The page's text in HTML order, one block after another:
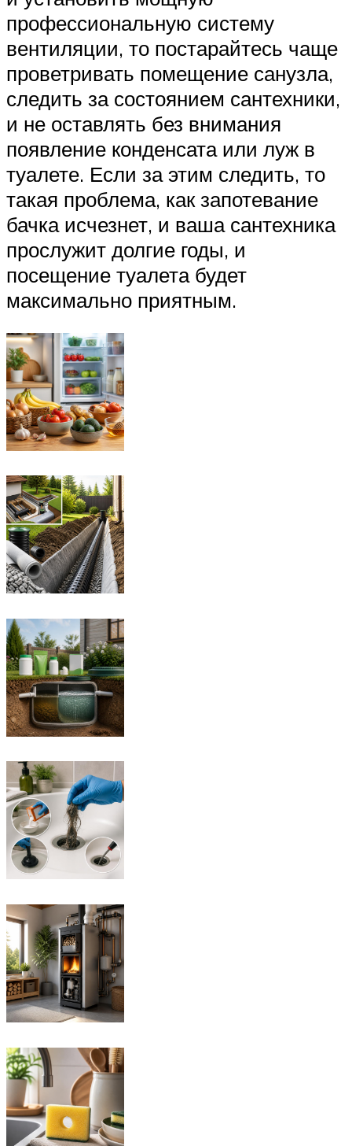
профессиональную систему
вентиляции, то постарайтесь чаще
проветривать помещение санузла,
следить за состоянием сантехники,
и не оставлять без внимания
появление конденсата или луж в
туалете. Если за этим следить, то
такая проблема, как запотевание
бачка исчезнет, и ваша сантехника
прослужит долгие годы, и
посещение туалета будет
максимально приятным.